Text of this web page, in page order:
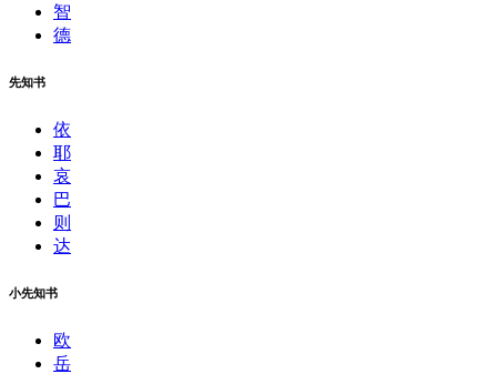
智
德
先知书
依
耶
哀
巴
则
达
小先知书
欧
岳